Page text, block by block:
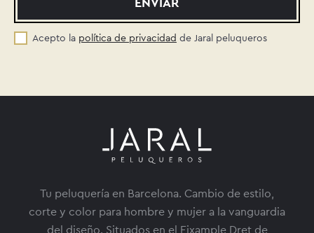
Acepto la política de privacidad de Jaral peluqueros
Tu peluquería en Barcelona. Cambio de estilo,
corte y color para hombre y mujer a la vanguardia
del diseño. Situados en el Eixample Dret de